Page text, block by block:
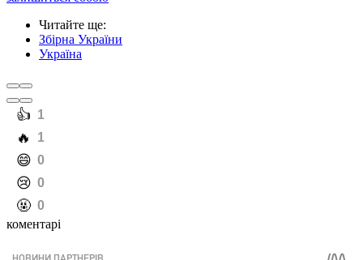
Читайте ще:
Збірна України
Україна
️👍 1
️🔥 1
️😄 0
️😢 0
️🤬 0
коментарі